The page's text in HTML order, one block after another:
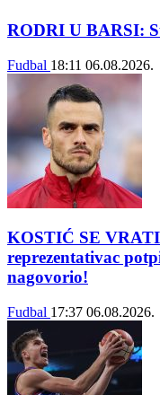
RODRI U BARSI:
Fudbal 18:11 06.08.2026.
KOSTIĆ SE
reprezentativac
nagovorio!
Fudbal 17:37 06.08.2026.